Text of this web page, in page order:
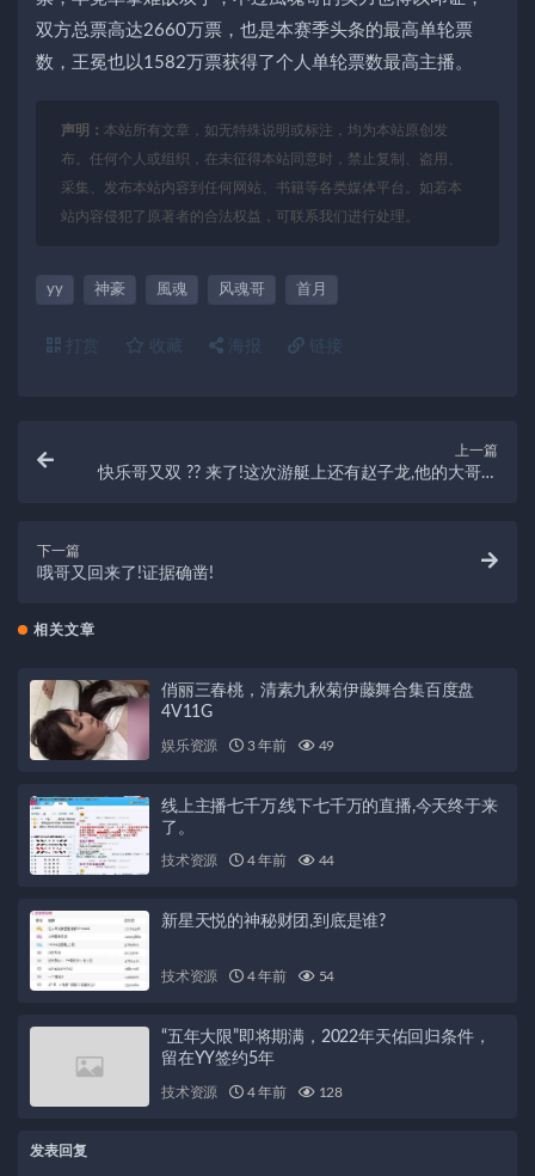
双方总票高达2660万票，也是本赛季头条的最高单轮票
数，王冕也以1582万票获得了个人单轮票数最高主播。
声明： 本站所有文章，如无特殊说明或标注，均为本站原创发
布。任何个人或组织，在未征得本站同意时，禁止复制、盗用、
采集、发布本站内容到任何网站、书籍等各类媒体平台。如若本
站内容侵犯了原著者的合法权益，可联系我们进行处理。
yy 神豪 風魂 风魂哥 首月
打赏 收藏 海报 链接
上一篇
快乐哥又双 ?? 来了!这次游艇上还有赵子龙,他的大哥也
下一篇
哦哥又回来了!证据确凿!
相关文章
俏丽三春桃，清素九秋菊伊藤舞合集百度盘
4V11G
娱乐资源 3 年前 49
线上主播七千万,线下七千万的直播,今天终于来
了。
技术资源 4 年前 44
新星天悦的神秘财团,到底是谁?
技术资源 4 年前 54
“五年大限”即将期满，2022年天佑回归条件，
留在YY签约5年
技术资源 4 年前 128
发表回复